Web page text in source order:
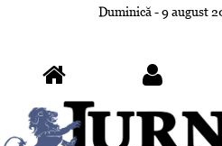
Duminică - 9 august